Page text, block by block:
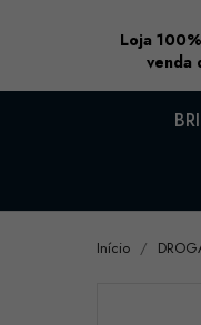
Loja
venda
Início